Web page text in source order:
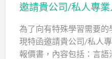
為了向有特殊學習需要的
現特函邀請貴公司/私人
報價書，內容包括：言語